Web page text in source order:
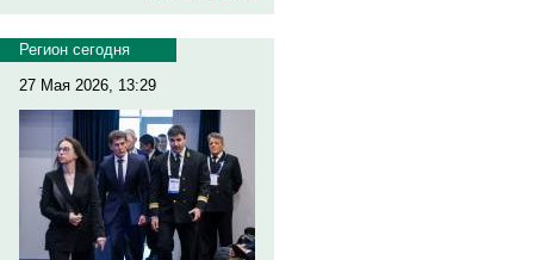
Регион сегодня
27 Мая 2026, 13:29